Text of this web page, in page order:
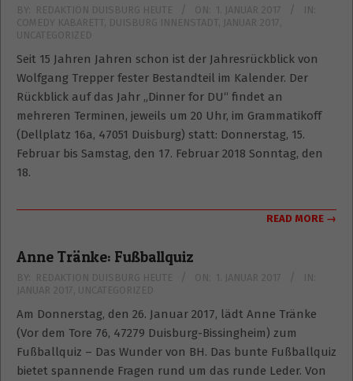
2017-
01-
BY: REDAKTION DUISBURG HEUTE ON: 1. JANUAR 2017
IN:
COMEDY KABARETT
DUISBURG INNENSTADT JANUAR 2017
UNCATEGORIZED
Seit 15 Jahren Jahren schon ist der Jahresrückblick von
Wolfgang Trepper fester Bestandteil im Kalender. Der
Rückblick auf das Jahr „Dinner for DU“ findet an
mehreren Terminen, jeweils um 20 Uhr, im Grammatikoff
(Dellplatz 16a, 47051 Duisburg) statt: Donnerstag, 15.
Februar bis Samstag, den 17. Februar 2018 Sonntag, den
18.
READ MORE →
Anne Tränke: Fußballquiz
2017-
01-
01
BY: REDAKTION DUISBURG HEUTE ON: 1. JANUAR 2017
IN:
JANUAR 2017 UNCATEGORIZED
Am Donnerstag, den 26. Januar 2017, lädt Anne Tränke
(Vor dem Tore 76, 47279 Duisburg-Bissingheim) zum
Fußballquiz – Das Wunder von BH. Das bunte Fußballquiz
bietet spannende Fragen rund um das runde Leder. Von